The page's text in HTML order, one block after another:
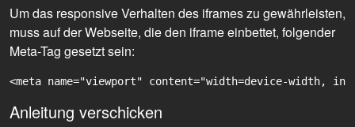
Um das responsive Verhalten des iframes zu gewährleisten,
muss auf der Webseite, die den iframe einbettet, folgender
Meta-Tag gesetzt sein:
<meta name="viewport" content="width=device-width,
Anleitung verschicken